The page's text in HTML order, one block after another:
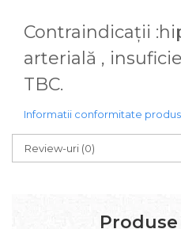
Contraindicații
arterială ,
TBC.
Informatii conformitate produs
Review-uri (0)